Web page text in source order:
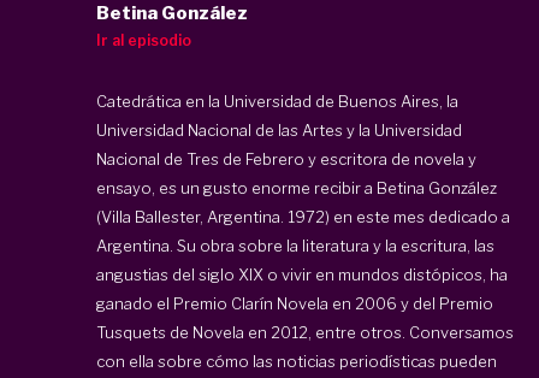
Betina González
Ir al episodio
Catedrática en la Universidad de Buenos Aires, la
Universidad Nacional de las Artes y la Universidad
Nacional de Tres de Febrero y escritora de novela y
ensayo, es un gusto enorme recibir a Betina González
(Villa Ballester, Argentina. 1972) en este mes dedicado a
Argentina. Su obra sobre la literatura y la escritura, las
angustias del siglo XIX o vivir en mundos distópicos, ha
ganado el Premio Clarín Novela en 2006 y del Premio
Tusquets de Novela en 2012, entre otros. Conversamos
con ella sobre cómo las noticias periodísticas pueden